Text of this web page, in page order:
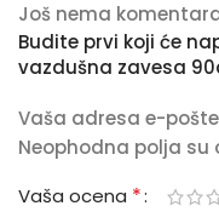
Još nema
Budite prvi koji će
vazdušna zavesa
Vaša adresa e-
Neophodna polja su
Vaša ocena *